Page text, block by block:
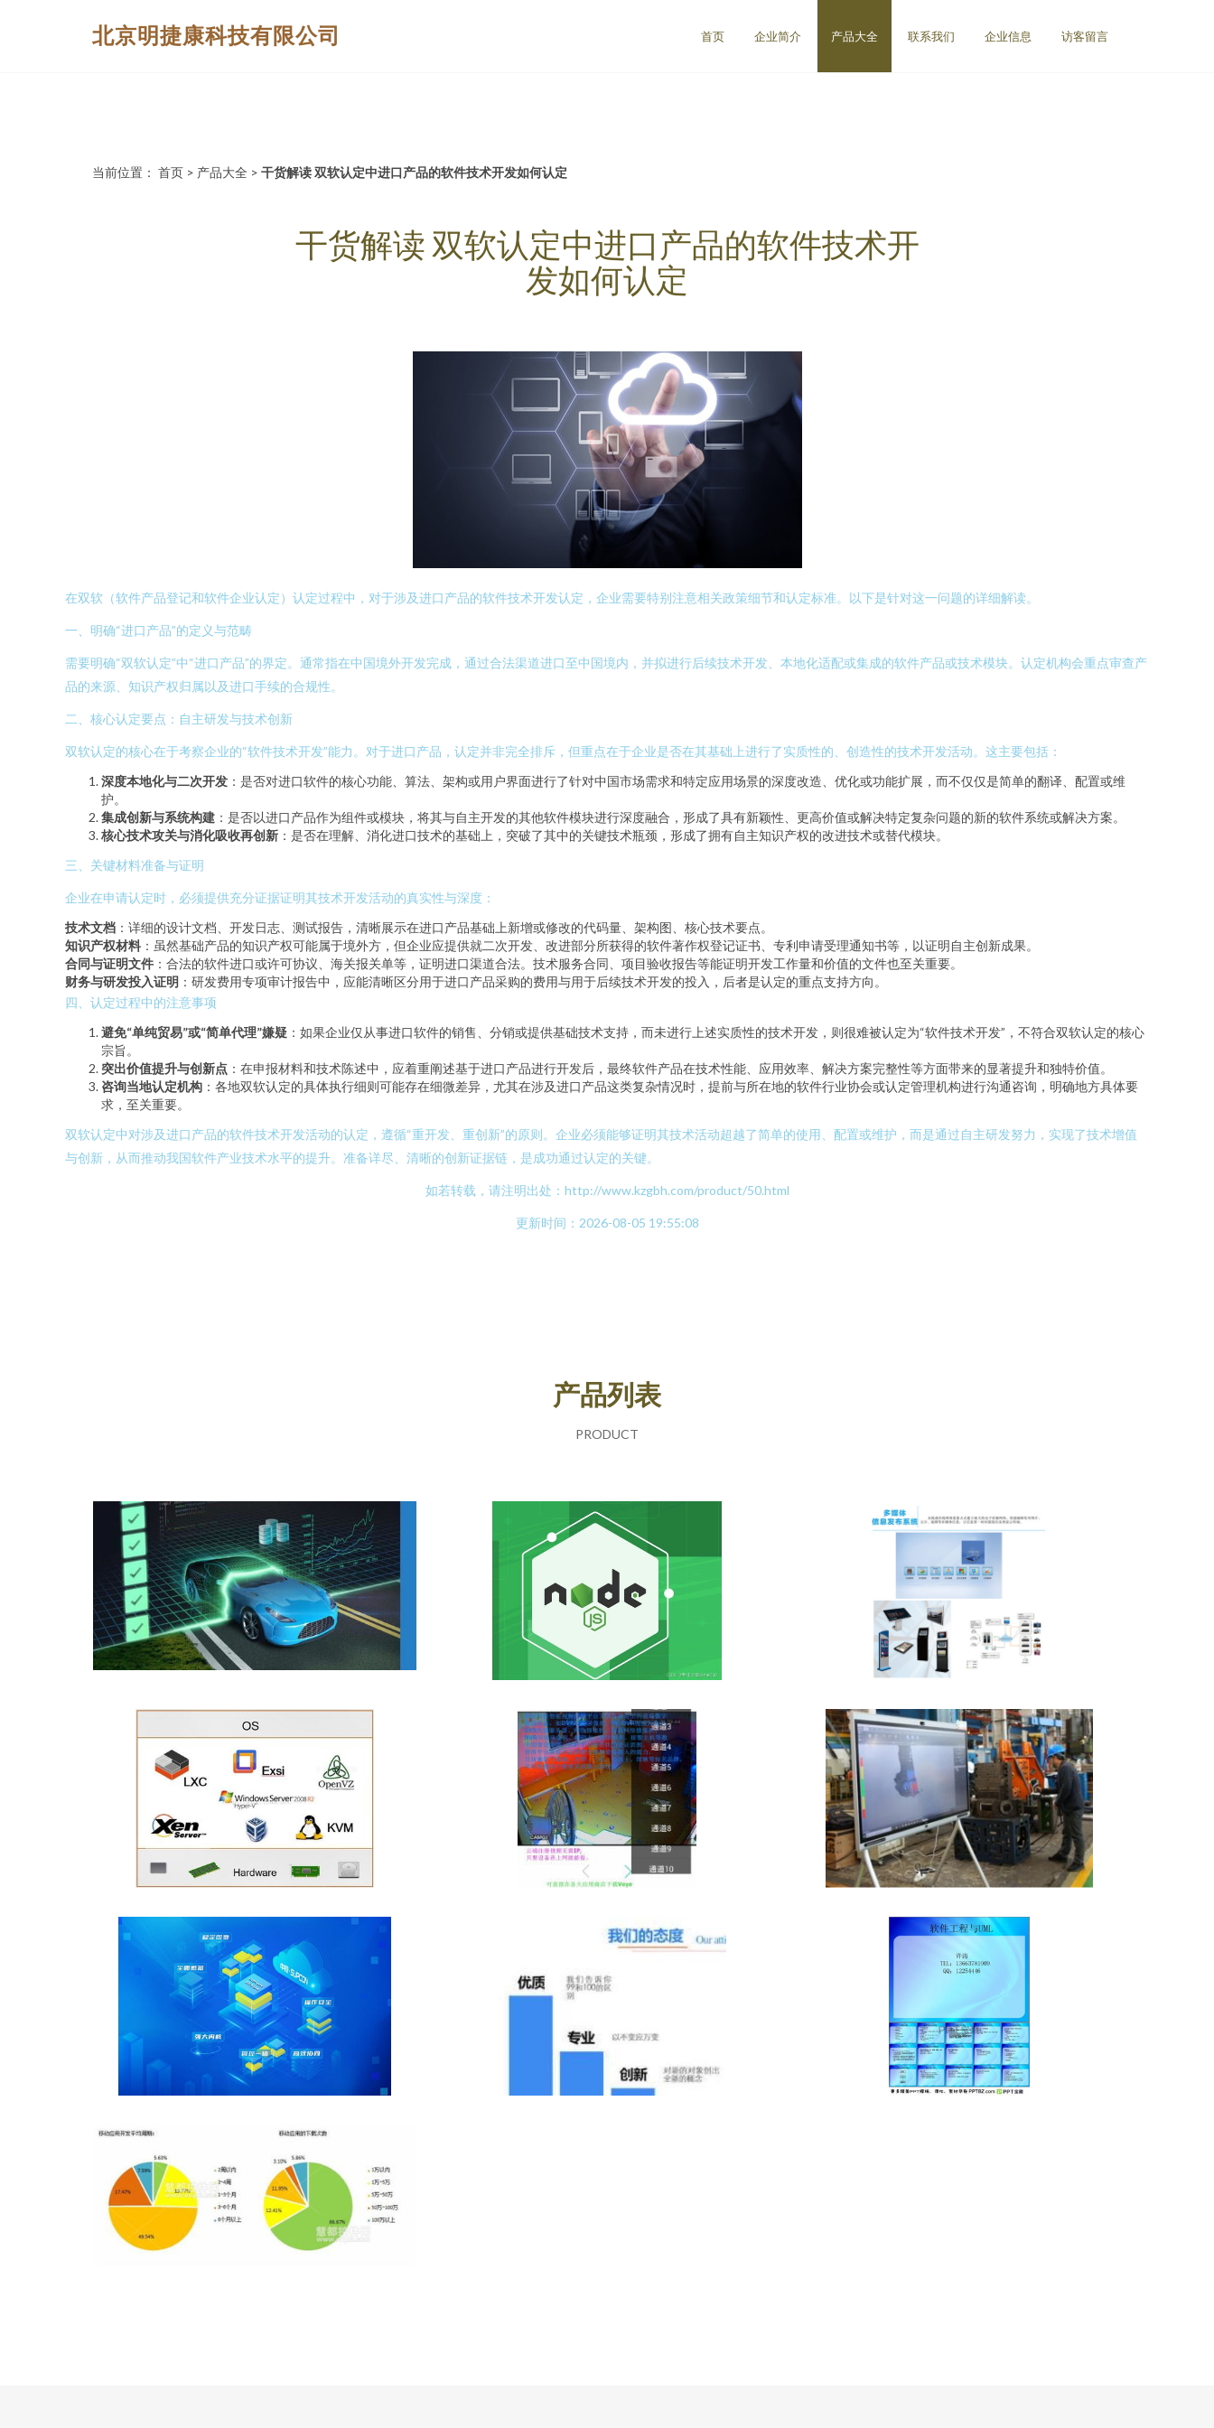
北京明捷康科技有限公司 首页 企业简介 产品大全 联系我们 企业信息 访客留言
当前位置： 首页 > 产品大全 > 干货解读 双软认定中进口产品的软件技术开发如何认定
干货解读 双软认定中进口产品的软件技术开
发如何认定
在双软（软件产品登记和软件企业认定）认定过程中，对于涉及进口产品的软件技术开发认定，企业需要特别注意相关政策细节和认定标准。以下是针对这一问题的详细解读。
一、明确“进口产品”的定义与范畴
需要明确“双软认定”中“进口产品”的界定。通常指在中国境外开发完成，通过合法渠道进口至中国境内，并拟进行后续技术开发、本地化适配或集成的软件产品或技术模块。认定机构会重点审查产
品的来源、知识产权归属以及进口手续的合规性。
二、核心认定要点：自主研发与技术创新
双软认定的核心在于考察企业的“软件技术开发”能力。对于进口产品，认定并非完全排斥，但重点在于企业是否在其基础上进行了实质性的、创造性的技术开发活动。这主要包括：
深度本地化与二次开发 ：是否对进口软件的核心功能、算法、架构或用户界面进行了针对中国市场需求和特定应用场景的深度改造、优化或功能扩展，而不仅仅是简单的翻译、配置或维
护。
集成创新与系统构建 ：是否以进口产品作为组件或模块，将其与自主开发的其他软件模块进行深度融合，形成了具有新颖性、更高价值或解决特定复杂问题的新的软件系统或解决方案。
核心技术攻关与消化吸收再创新 ：是否在理解、消化进口技术的基础上，突破了其中的关键技术瓶颈，形成了拥有自主知识产权的改进技术或替代模块。
三、关键材料准备与证明
企业在申请认定时，必须提供充分证据证明其技术开发活动的真实性与深度：
技术文档 ：详细的设计文档、开发日志、测试报告，清晰展示在进口产品基础上新增或修改的代码量、架构图、核心技术要点。
知识产权材料 ：虽然基础产品的知识产权可能属于境外方，但企业应提供就二次开发、改进部分所获得的软件著作权登记证书、专利申请受理通知书等，以证明自主创新成果。
合同与证明文件 ：合法的软件进口或许可协议、海关报关单等，证明进口渠道合法。技术服务合同、项目验收报告等能证明开发工作量和价值的文件也至关重要。
财务与研发投入证明 ：研发费用专项审计报告中，应能清晰区分用于进口产品采购的费用与用于后续技术开发的投入，后者是认定的重点支持方向。
四、认定过程中的注意事项
避免“单纯贸易”或“简单代理”嫌疑 ：如果企业仅从事进口软件的销售、分销或提供基础技术支持，而未进行上述实质性的技术开发，则很难被认定为“软件技术开发”，不符合双软认定的核心
宗旨。
突出价值提升与创新点 ：在申报材料和技术陈述中，应着重阐述基于进口产品进行开发后，最终软件产品在技术性能、应用效率、解决方案完整性等方面带来的显著提升和独特价值。
咨询当地认定机构 ：各地双软认定的具体执行细则可能存在细微差异，尤其在涉及进口产品这类复杂情况时，提前与所在地的软件行业协会或认定管理机构进行沟通咨询，明确地方具体要
求，至关重要。
双软认定中对涉及进口产品的软件技术开发活动的认定，遵循“重开发、重创新”的原则。企业必须能够证明其技术活动超越了简单的使用、配置或维护，而是通过自主研发努力，实现了技术增值
与创新，从而推动我国软件产业技术水平的提升。准备详尽、清晰的创新证据链，是成功通过认定的关键。
如若转载，请注明出处：http://www.kzgbh.com/product/50.html
更新时间：2026-08-05 19:55:08
产品列表
PRODUCT